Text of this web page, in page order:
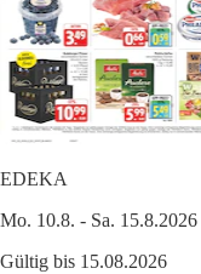
EDEKA
Mo. 10.8. - Sa. 15.8.2026
Gültig bis 15.08.2026